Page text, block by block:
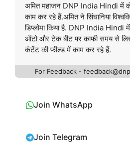
अमित महाजन DNP India Hindi में
काम कर रहे हैं.अमित ने सिंघानिया
डिप्लोमा किया है. DNP India Hindi
ऑटो और टेक बीट पर काफी समय से
कंटेंट की फील्ड में काम कर रहे हैं.
For Feedback -
Join WhatsApp
Join Telegram